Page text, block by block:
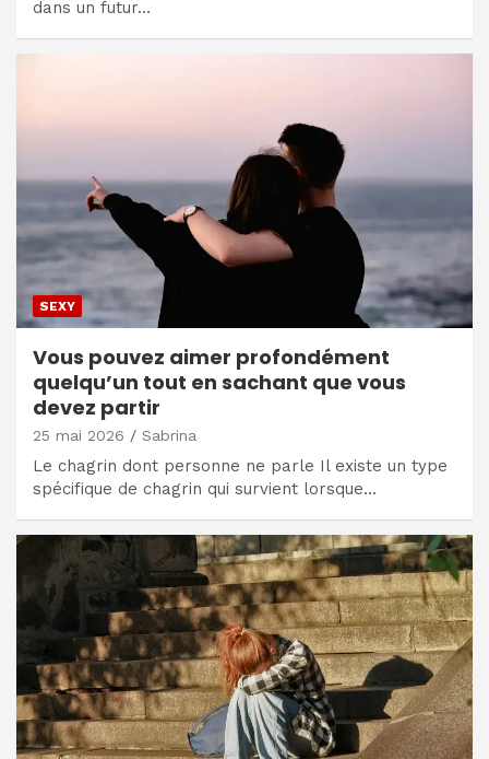
dans un futur…
SEXY
Vous pouvez aimer profondément
quelqu’un tout en sachant que vous
devez partir
25 mai 2026 Sabrina
Le chagrin dont personne ne parle Il existe un type
spécifique de chagrin qui survient lorsque…